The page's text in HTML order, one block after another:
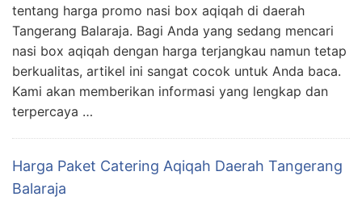
tentang harga promo nasi box aqiqah di daerah
Tangerang Balaraja. Bagi Anda yang sedang mencari
nasi box aqiqah dengan harga terjangkau namun tetap
berkualitas, artikel ini sangat cocok untuk Anda baca.
Kami akan memberikan informasi yang lengkap dan
terpercaya …
Harga Paket Catering Aqiqah Daerah Tangerang
Balaraja